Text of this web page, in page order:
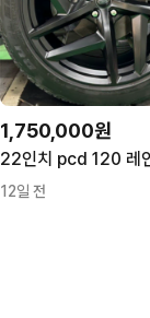
1,750,000원
12일 전